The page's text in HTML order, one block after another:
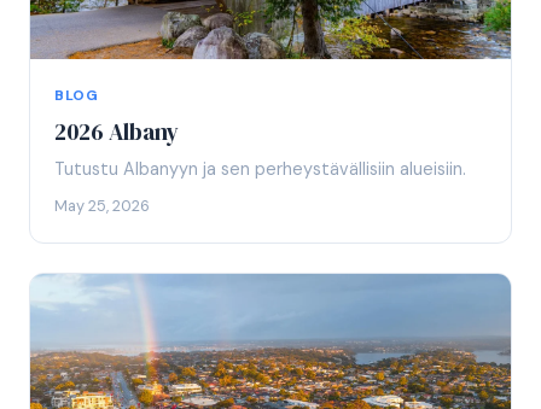
BLOG
2026 Albany
Tutustu Albanyyn ja sen perheystävällisiin alueisiin.
May 25, 2026